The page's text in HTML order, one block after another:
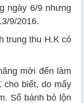
ngày 6/9 nhưng
9/2016.
trung thu H.K có
mời đến làm
cho biết, do mấy
Số bánh bỏ lộn